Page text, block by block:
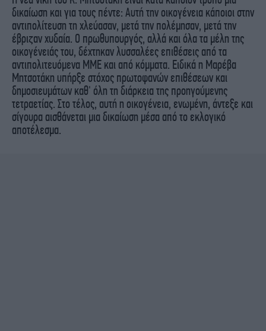
δικαίωση και για τους πέντε: Αυτή την οικογένεια κάποιοι στην
αντιπολίτευση τη χλεύασαν, μετά την πολέμησαν, μετά την
έβριζαν χυδαία. Ο πρωθυπουργός, αλλά και όλα τα μέλη της
οικογένειάς του, δέχτηκαν λυσσαλέες επιθέσεις από τα
αντιπολιτευόμενα ΜΜΕ και από κόμματα. Ειδικά η Μαρέβα
Μητσοτάκη υπήρξε στόχος πρωτοφανών επιθέσεων και
δημοσιευμάτων καθ' όλη τη διάρκεια της προηγούμενης
τετραετίας. Στο τέλος, αυτή η οικογένεια, ενωμένη, άντεξε και
σίγουρα αισθάνεται μια δικαίωση μέσα από το εκλογικό
αποτέλεσμα.